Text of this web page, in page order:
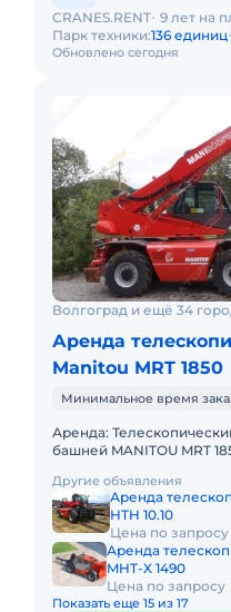
Обновлено сегодня
CRANES.RENT 9 лет на
Парк техники:136 единиц
Волгоград и ещё 34
Аренда
Manitou MRT 1850
Минимальное время
Аренда:
башней MANITOU MRT
ковш, люлька, к
Другие объявления
Аренда
HTH 10.10
Цена по запросу
Аренда
MHT-X 1490
Цена по запросу
Показать еще 15 из 17